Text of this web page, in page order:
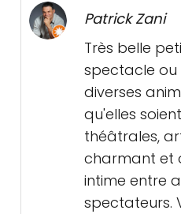
Patrick Zani
Très belle
spectacle ou
diverses
qu'elles
théâtrales,
charmant et
intime entre
spectateurs.